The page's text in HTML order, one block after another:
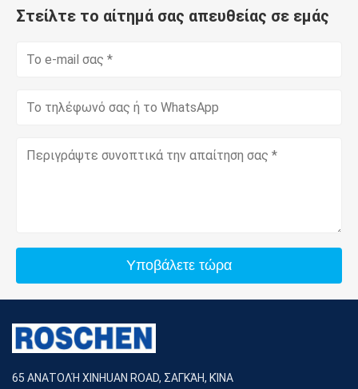
Στείλτε το αίτημά σας απευθείας σε εμάς
Υποβάλετε τώρα
65 ΑΝΑΤΟΛΉ XINHUAN ROAD, ΣΑΓΚΆΗ, ΚΊΝΑ